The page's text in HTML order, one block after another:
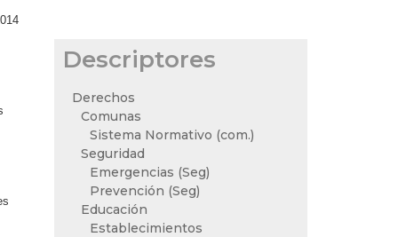
Descriptores
Derechos
Comunas
Sistema Normativo (com.)
Seguridad
Emergencias (Seg)
Prevención (Seg)
Educación
Establecimientos